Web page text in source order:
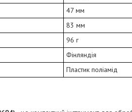
47 мм
83 мм
96 г
Фінляндія
Пластик поліамід